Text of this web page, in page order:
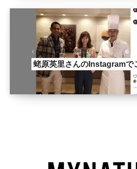
蛯原英里さんのInstagramで